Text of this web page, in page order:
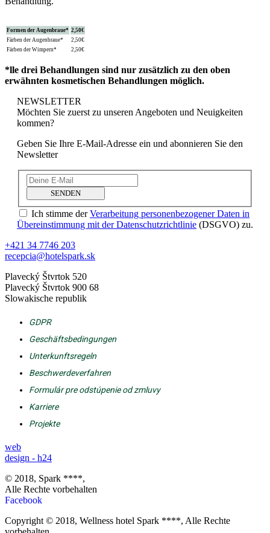
Formen der Augenbraue* 2,50€
Färben der Augenbraue*
2,50€
Färben der Wimpern*
2,50€
*lle drei Behandlungen sind nur zusätzlich zu den oben
erwähnten kosmetischen Behandlungen möglich.
NEWSLETTER
Möchten Sie zuerst zu unseren Angeboten und Neuigkeiten
kommen?
Geben Sie Ihre E-Mail-Adresse ein und abonnieren Sie den
Newsletter
SENDEN
Ich stimme derVerarbeitung personenbezogener Daten in
Übereinstimmung mit der Datenschutzrichtlinie (DSGVO) zu.
+421 34 7746 203
recepcia@hotelspark.sk
Plavecký Štvrtok 520
Plavecký Štvrtok 900 68
Slowakische republik
GDPR
Geschäftsbedingungen
Unterkunftsregeln
Beschwerdeverfahren
Formulár pre odstúpenie od zmluvy
Karriere
Projekte
web
design - h24
© 2018, Spark ****,
Alle Rechte vorbehalten
Facebook
Copyright © 2018, Wellness hotel Spark ****, Alle Rechte